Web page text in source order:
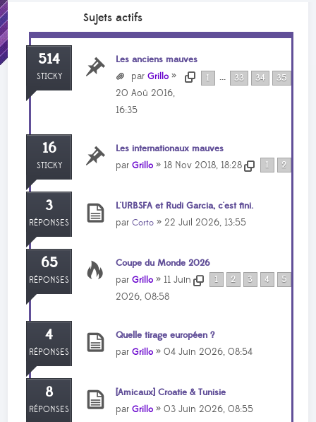
Sujets actifs
514
STICKY
Les anciens mauves
1
... 33 34 35
par Grillo»
20 Aoû 2016,
16:35
16
STICKY
Les internationaux mauves
1
2
parGrillo » 18 Nov 2018, 18:28
3
RÉPONSES
L'URBSFA et Rudi Garcia, c'est fini.
parCorto » 22 Juil 2026, 13:55
65
RÉPONSES
Coupe du Monde 2026
1
2 3 4 5
parGrillo » 11 Juin
2026, 08:58
4
RÉPONSES
Quelle tirage européen ?
parGrillo » 04 Juin 2026, 08:54
8
RÉPONSES
[Amicaux] Croatie & Tunisie
parGrillo » 03 Juin 2026, 08:55